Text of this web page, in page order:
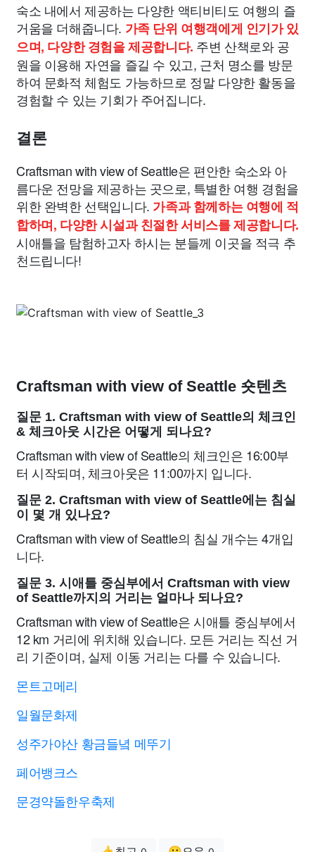
숙소 내에서 제공하는 다양한 액티비티도 여행의 즐
거움을 더해줍니다. 가족 단위 여행객에게 인기가 있
으며, 다양한 경험을 제공합니다. 주변 산책로와 공
원을 이용해 자연을 즐길 수 있고, 근처 명소를 방문
하여 문화적 체험도 가능하므로 정말 다양한 활동을
경험할 수 있는 기회가 주어집니다.
결론
Craftsman with view of Seattle은 편안한 숙소와 아
름다운 전망을 제공하는 곳으로, 특별한 여행 경험을
위한 완벽한 선택입니다. 가족과 함께하는 여행에 적
합하며, 다양한 시설과 친절한 서비스를 제공합니다.
시애틀을 탐험하고자 하시는 분들께 이곳을 적극 추
천드립니다!
Craftsman with view of Seattle 숏텐츠
질문 1. Craftsman with view of Seattle의 체크인
& 체크아웃 시간은 어떻게 되나요?
Craftsman with view of Seattle의 체크인은 16:00부
터 시작되며, 체크아웃은 11:00까지 입니다.
질문 2. Craftsman with view of Seattle에는 침실
이 몇 개 있나요?
Craftsman with view of Seattle의 침실 개수는 4개입
니다.
질문 3. 시애틀 중심부에서 Craftsman with view
of Seattle까지의 거리는 얼마나 되나요?
Craftsman with view of Seattle은 시애틀 중심부에서
12 km 거리에 위치해 있습니다. 모든 거리는 직선 거
리 기준이며, 실제 이동 거리는 다를 수 있습니다.
몬트고메리
일월문화제
성주가야산 황금들녘 메뚜기
페어뱅크스
문경약돌한우축제